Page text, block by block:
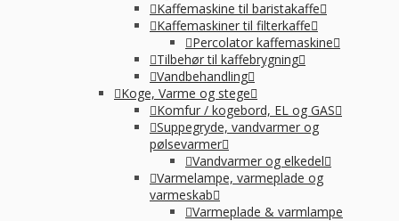
Kaffemaskine til baristakaffe
Kaffemaskiner til filterkaffe
Percolator kaffemaskine
Tilbehør til kaffebrygning
Vandbehandling
Koge, Varme og stege
Komfur / kogebord, EL og GAS
Suppegryde, vandvarmer og
pølsevarmer
Vandvarmer og elkedel
Varmelampe, varmeplade og
varmeskab
Varmeplade & varmlampe